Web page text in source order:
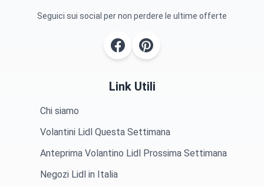
Seguici sui social per non perdere le ultime offerte
Link Utili
Chi siamo
Volantini Lidl Questa Settimana
Anteprima Volantino Lidl Prossima Settimana
Negozi Lidl in Italia